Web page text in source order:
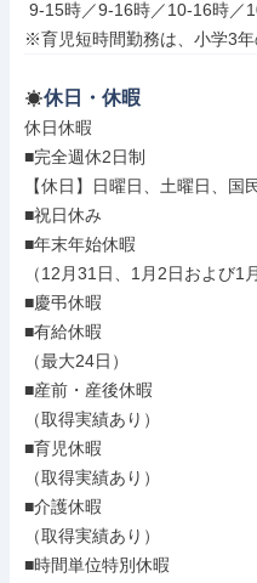
※育児短時間勤務は、小学3
休日・休暇
休日休暇
■完全週休2日制
【休日】日曜日、土曜日、
■祝日休み
■年末年始休暇
（12月31日、1月2日および1
■慶弔休暇
■有給休暇
（最大24日）
■産前・産後休暇
（取得実績あり）
■育児休暇
（取得実績あり）
■介護休暇
（取得実績あり）
■時間単位特別休暇